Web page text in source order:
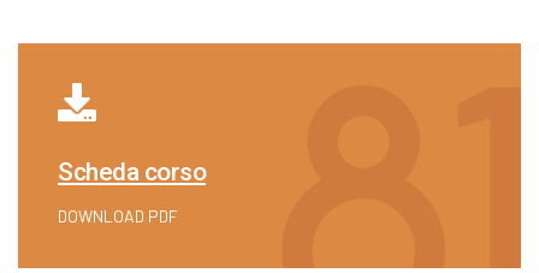
Scheda corso
DOWNLOAD PDF